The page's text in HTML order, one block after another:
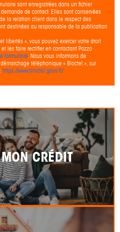
sont enregistrées dans un fichier
de contact. Elles sont conservées
la relation client dans le respect des
destinées au responsable de la publication
libertés », vous pouvez exercer votre droit
les faire rectifier en contactant Pozzo
formulaire. Nous vous informons de
téléphonique « Bloctel », sur
https://www.bloctel.gouv.fr/
CRÉDIT